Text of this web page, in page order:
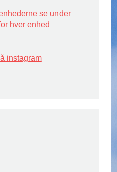
se under
hver enhed
instagram